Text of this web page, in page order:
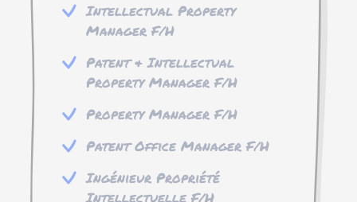
Intellectual Property
Manager F/H
Patent & Intellectual
Property Manager F/H
Property Manager F/H
Patent Office Manager F/H
Ingénieur Propriété
Intellectuelle F/H